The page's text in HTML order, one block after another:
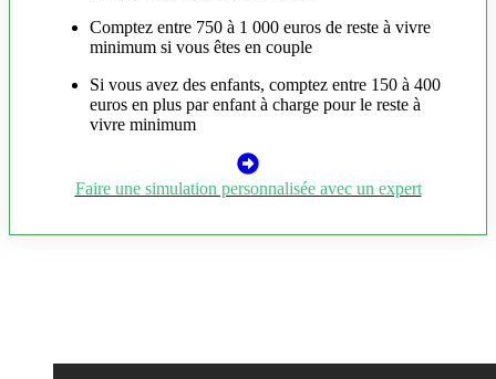
Comptez entre 750 à 1 000 euros de reste à vivre
minimum si vous êtes en couple
Si vous avez des enfants, comptez entre 150 à 400
euros en plus par enfant à charge pour le reste à
vivre minimum
Faire une simulation personnalisée avec un expert